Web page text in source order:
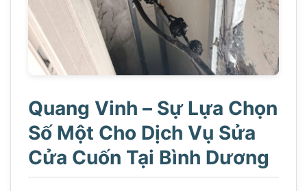
Quang Vinh – Sự Lựa Chọn
Số Một Cho Dịch Vụ Sửa
Cửa Cuốn Tại Bình Dương